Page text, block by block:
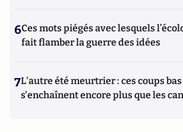
6Ces mots piégés avec lesquels
fait flamber la guerre des idées
7L'autre été meurtrier : ces coups
s'enchaînent encore plus que les